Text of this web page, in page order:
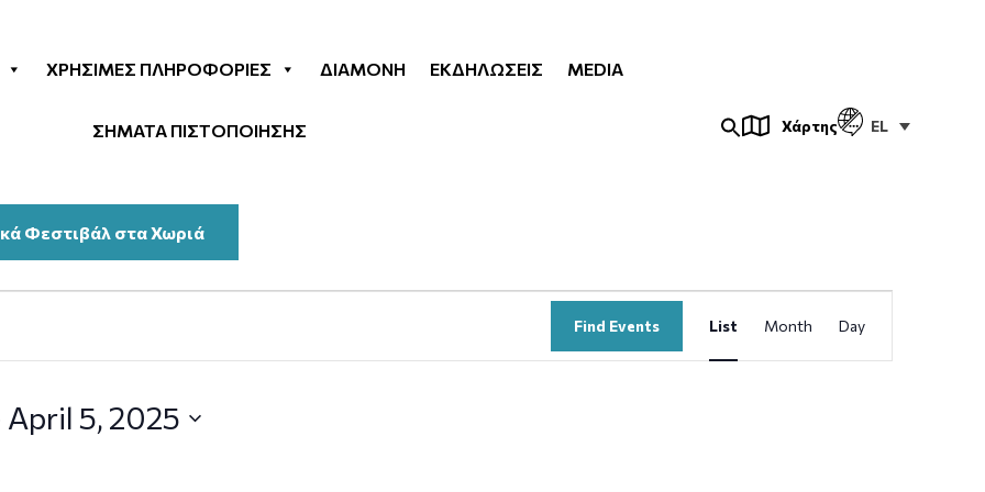
ΧΡΉΣΙΜΕΣ ΠΛΗΡΟΦΟΡΊΕΣ ΔΙΑΜΟΝΉ ΕΚΔΗΛΏΣΕΙΣ MEDIA
ΣΗΜΑΤΑ ΠΙΣΤΟΠΟΙΗΣΗΣ Χάρτης EL
Φεστιβάλ στα Χωριά
Find Events
Views
List Month Day
April 5, 2025